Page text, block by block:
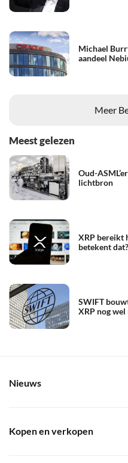
Michael
aandeel
Meer
Meest gelezen
Oud-
lichtbron
XRP bereikt
betekent dat?
SWIFT
XRP nog
Nieuws
Kopen en verkopen